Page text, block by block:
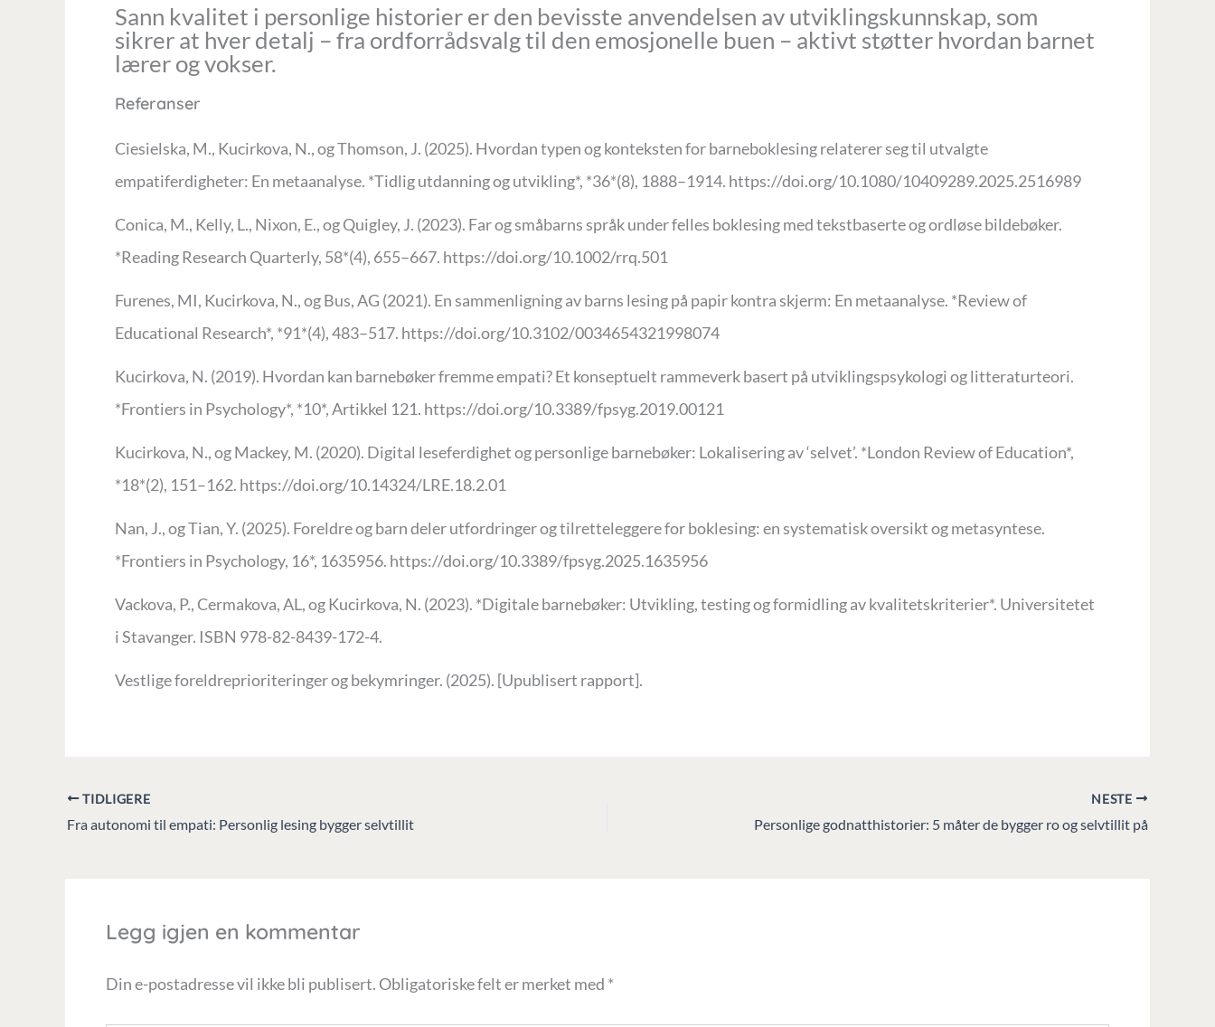
Sann kvalitet i personlige historier er den bevisste anvendelsen av utviklingskunnskap, som
sikrer at hver detalj – fra ordforrådsvalg til den emosjonelle buen – aktivt støtter hvordan barnet
lærer og vokser.
Referanser
Ciesielska, M., Kucirkova, N., og Thomson, J. (2025). Hvordan typen og konteksten for barneboklesing relaterer seg til utvalgte
empatiferdigheter: En metaanalyse. *Tidlig utdanning og utvikling*, *36*(8), 1888–1914. https://doi.org/10.1080/10409289.2025.2516989
Conica, M., Kelly, L., Nixon, E., og Quigley, J. (2023). Far og småbarns språk under felles boklesing med tekstbaserte og ordløse bildebøker.
*Reading Research Quarterly, 58*(4), 655–667. https://doi.org/10.1002/rrq.501
Furenes, MI, Kucirkova, N., og Bus, AG (2021). En sammenligning av barns lesing på papir kontra skjerm: En metaanalyse. *Review of
Educational Research*, *91*(4), 483–517. https://doi.org/10.3102/0034654321998074
Kucirkova, N. (2019). Hvordan kan barnebøker fremme empati? Et konseptuelt rammeverk basert på utviklingspsykologi og litteraturteori.
*Frontiers in Psychology*, *10*, Artikkel 121. https://doi.org/10.3389/fpsyg.2019.00121
Kucirkova, N., og Mackey, M. (2020). Digital leseferdighet og personlige barnebøker: Lokalisering av ‘selvet’. *London Review of Education*,
*18*(2), 151–162. https://doi.org/10.14324/LRE.18.2.01
Nan, J., og Tian, ​​Y. (2025). Foreldre og barn deler utfordringer og tilretteleggere for boklesing: en systematisk oversikt og metasyntese.
*Frontiers in Psychology, 16*, 1635956. https://doi.org/10.3389/fpsyg.2025.1635956
Vackova, P., Cermakova, AL, og Kucirkova, N. (2023). *Digitale barnebøker: Utvikling, testing og formidling av kvalitetskriterier*. Universitetet
i Stavanger. ISBN 978-82-8439-172-4.
Vestlige foreldreprioriteringer og bekymringer. (2025). [Upublisert rapport].
TIDLIGERE
Fra autonomi til empati: Personlig lesing bygger selvtillit
NESTE
Personlige godnatthistorier: 5 måter de bygger ro og selvtillit på
Legg igjen en kommentar
Din e-postadresse vil ikke bli publisert. Obligatoriske felt er merket med *